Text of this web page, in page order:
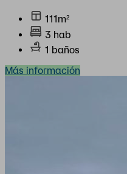
111m²
3 hab
1 baños
Más información